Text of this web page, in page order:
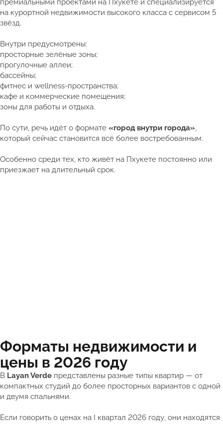
премиальными проектами на Пхукете и специализируется
на курортной недвижимости высокого класса с сервисом 5
звёзд.
Внутри предусмотрены:
просторные зелёные зоны;
прогулочные аллеи;
бассейны;
фитнес и wellness-пространства;
кафе и коммерческие помещения;
зоны для работы и отдыха.
По сути, речь идёт о формате «город внутри города»,
который сейчас становится всё более востребованным.
Особенно среди тех, кто живёт на Пхукете постоянно или
приезжает на длительный срок.
Форматы недвижимости и
цены в 2026 году
В Layan Verde представлены разные типы квартир — от
компактных студий до более просторных вариантов с одной
и двумя спальнями.
Если говорить о ценах на I квартал 2026 году, они находятся